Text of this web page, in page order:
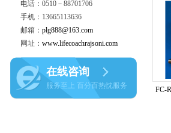
电话：0510－88701706
手机：13665113636
邮箱： plg888@163.com
网址： www.lifecoachrajsoni.com
在线咨询
服务至上 百分百热忱服务 FC-